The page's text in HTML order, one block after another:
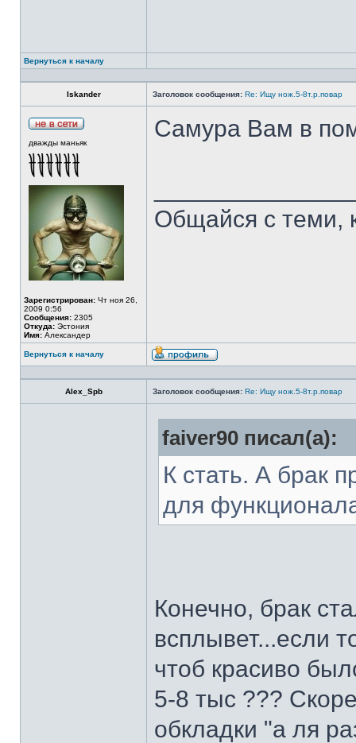
Вернуться к началу
Iskander Заголовок сообщения: Re: Ищу нож.5-8т.р.повар
дважды маньяк
Зарегистрирован: Чт ноя 26,
2009 0:56
Сообщения: 2305
Откуда: Эстония
Имя: Александер
Самура Вам в
Общайся с теми,
Вернуться к началу
Alex_Spb Заголовок сообщения: Re: Ищу нож.5-8т.р.повар
faiver90 писал(а):
К стать. А брак
для
Конечно, брак
всплывет...если
чтоб красиво
5-8 тыс ???
обкладки "а ля